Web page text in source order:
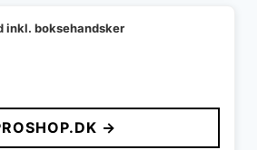
inkl. boksehandsker
→